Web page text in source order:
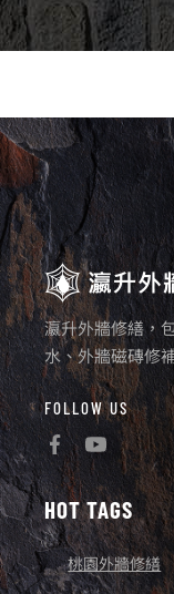
瀛升外牆修繕，
水、外牆磁磚修
FOLLOW US
HOT TAGS
桃園外牆修繕